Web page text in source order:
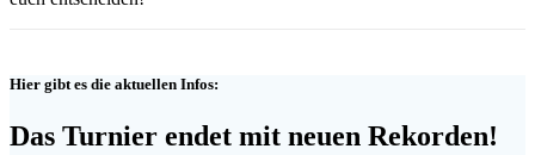
Hier gibt es die aktuellen Infos:
Das Turnier endet mit neuen Rekorden!